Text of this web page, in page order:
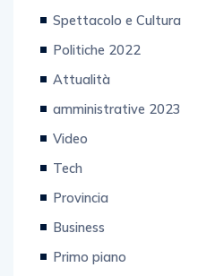
Spettacolo e Cultura
Politiche 2022
Attualità
amministrative 2023
Video
Tech
Provincia
Business
Primo piano